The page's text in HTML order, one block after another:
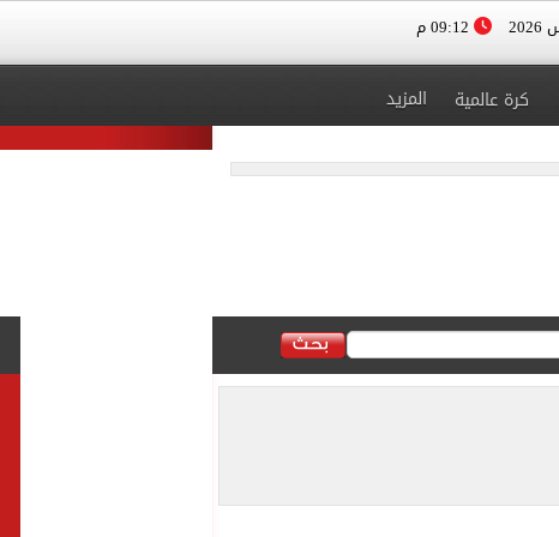
كرة عالمية المزيد